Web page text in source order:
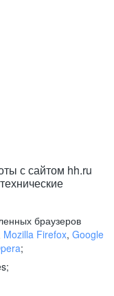
с сайтом hh.ru
браузеров
Mozilla Firefox, Google
;